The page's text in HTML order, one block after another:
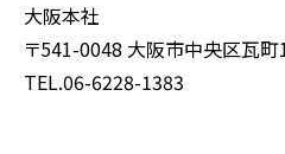
大阪本社
〒541-0048 大阪市中央区瓦
TEL.06-6228-1383